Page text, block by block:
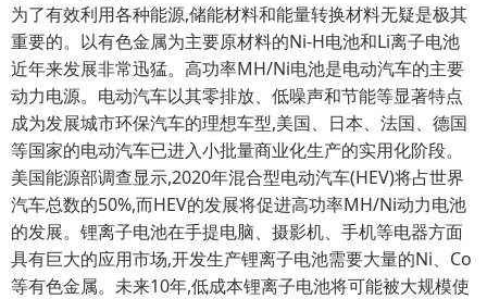
为了有效利用各种能源,储能材料和能量转换材料无疑是极其
重要的。以有色金属为主要原材料的Ni-H电池和Li离子电池
近年来发展非常迅猛。高功率MH/Ni电池是电动汽车的主要
动力电源。电动汽车以其零排放、低噪声和节能等显著特点
成为发展城市环保汽车的理想车型,美国、日本、法国、德国
等国家的电动汽车已进入小批量商业化生产的实用化阶段。
美国能源部调查显示,2020年混合型电动汽车(HEV)将占世界
汽车总数的50%,而HEV的发展将促进高功率MH/Ni动力电池
的发展。锂离子电池在手提电脑、摄影机、手机等电器方面
具有巨大的应用市场,开发生产锂离子电池需要大量的Ni、Co
等有色金属。未来10年,低成本锂离子电池将可能被大规模使